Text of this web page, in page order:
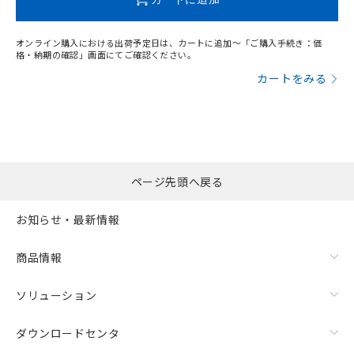
オンライン購入における出荷予定日は、カートに追加～「ご購入手続き：価
格・納期の確認」画面にてご確認ください。
カートをみる
ページ先頭へ戻る
お知らせ・最新情報
商品情報
ソリューション
ダウンロードセンタ